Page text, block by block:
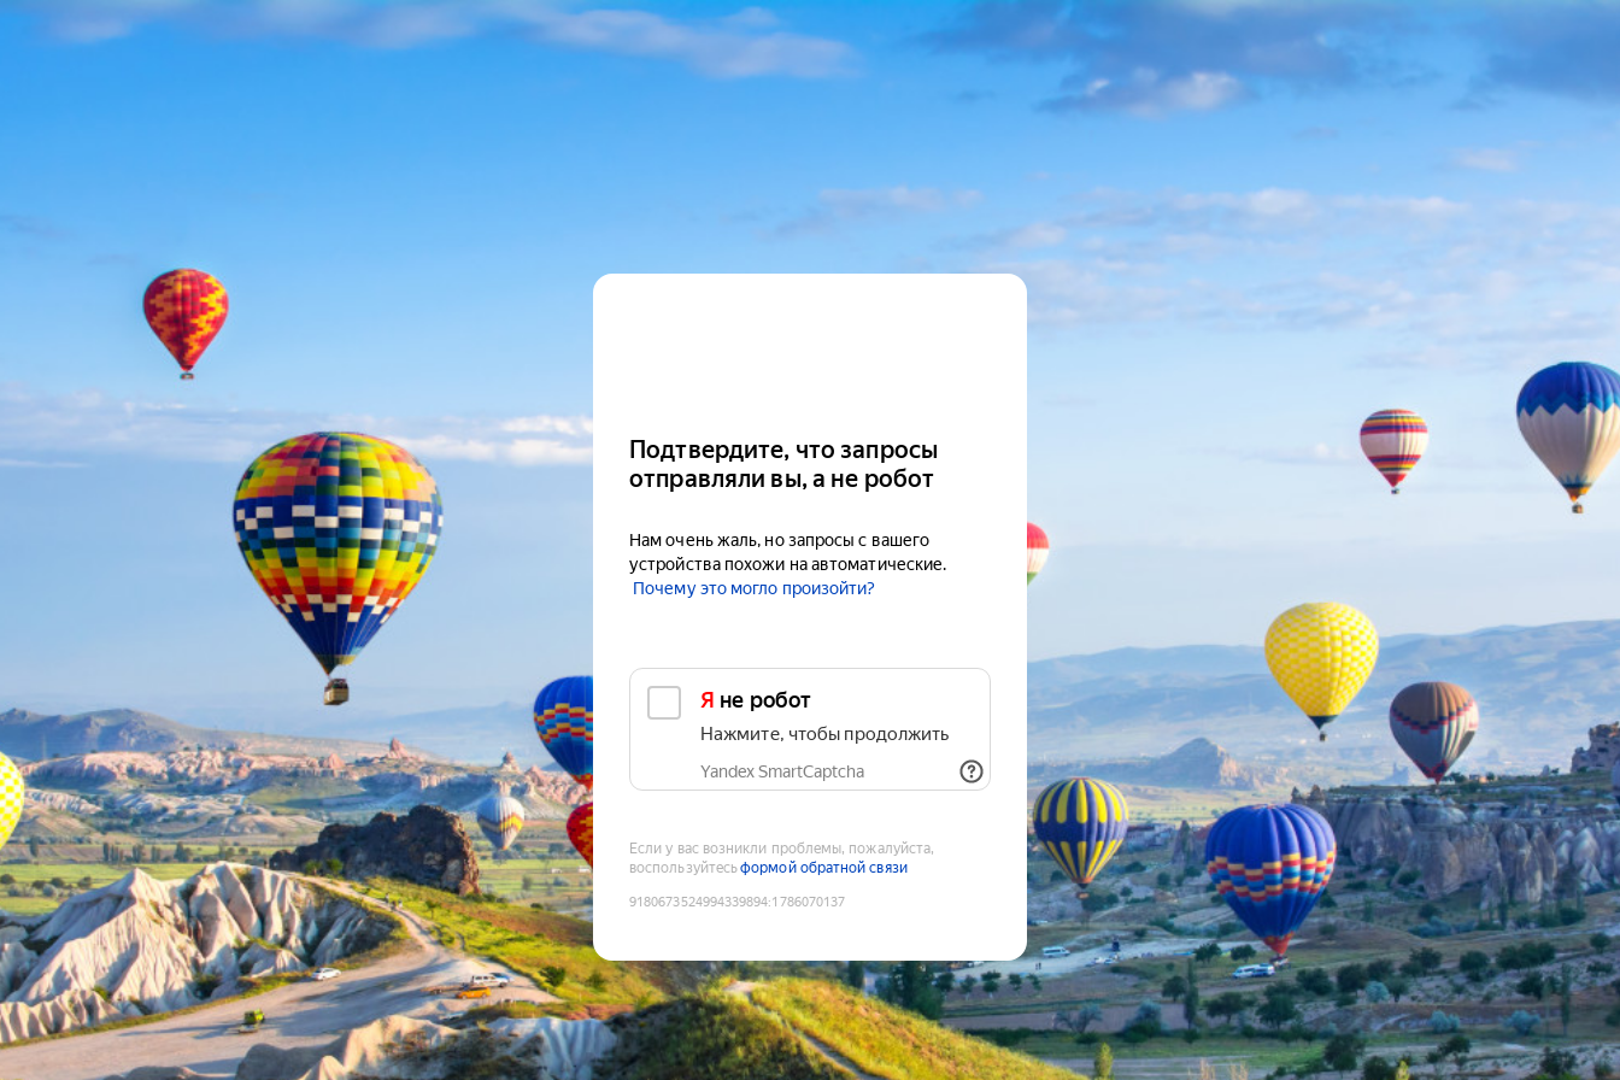
Подтвердите, что запросы
отправляли вы, а не робот
Нам очень жаль, но запросы с вашего
устройства похожи на автоматические.
Почему это могло произойти?
Я не робот
Нажмите, чтобы продолжить
Yandex SmartCaptcha
Если у вас возникли проблемы, пожалуйста,
воспользуйтесьформой обратной связи
9180673524994339894:1786070137